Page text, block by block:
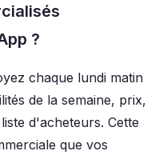
?
chaque lundi matin
de la semaine, prix,
d'acheteurs. Cette
que vos